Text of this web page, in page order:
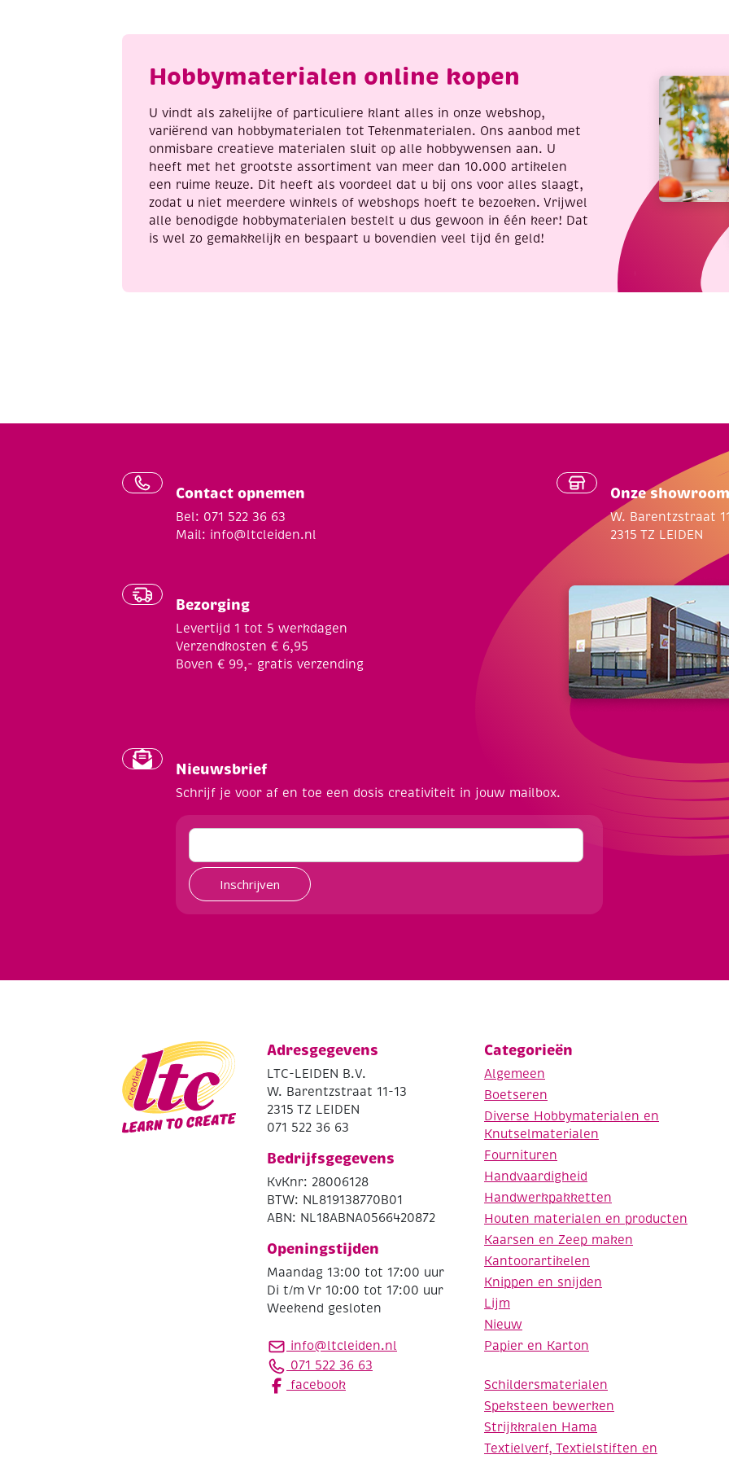
aantal
Hobbymaterialen online kopen
U vindt als zakelijke of particuliere klant alles in onze webshop,
variërend van hobbymaterialen tot Tekenmaterialen. Ons aanbod met
onmisbare creatieve materialen sluit op alle hobbywensen aan. U
heeft met het grootste assortiment van meer dan 10.000 artikelen
een ruime keuze. Dit heeft als voordeel dat u bij ons voor alles slaagt,
zodat u niet meerdere winkels of webshops hoeft te bezoeken. Vrijwel
alle benodigde hobbymaterialen bestelt u dus gewoon in één keer! Dat
is wel zo gemakkelijk en bespaart u bovendien veel tijd én geld!
Contact opnemen
Bel: 071 522 36 63
Mail: info@ltcleiden.nl
Bezorging
Levertijd 1 tot 5 werkdagen
Verzendkosten € 6,95
Boven € 99,- gratis verzending
Onze showroom
W. Barentzstraat
2315 TZ LEIDEN
Nieuwsbrief
Schrijf je voor af en toe een dosis creativiteit in jouw mailbox.
Inschrijven
Adresgegevens
LTC-LEIDEN B.V.
W. Barentzstraat 11-13
2315 TZ LEIDEN
071 522 36 63
Bedrijfsgegevens
KvKnr: 28006128
BTW: NL819138770B01
ABN: NL18ABNA0566420872
Openingstijden
Maandag 13:00 tot 17:00 uur
Di t/m Vr 10:00 tot 17:00 uur
Weekend gesloten
info@ltcleiden.nl
071 522 36 63
facebook
Categorieën
Algemeen
Boetseren
Diverse Hobbymaterialen en
Knutselmaterialen
Fournituren
Handvaardigheid
Handwerkpakketten
Houten materialen en producten
Kaarsen en Zeep maken
Kantoorartikelen
Knippen en snijden
Lijm
Nieuw
Papier en Karton
Schildersmaterialen
Speksteen bewerken
Strijkkralen Hama
Textielverf, Textielstiften en